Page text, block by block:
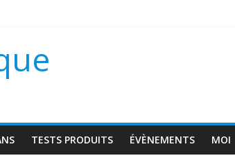
?
TESTS PRODUITS ÉVÈNEMENTS MOI